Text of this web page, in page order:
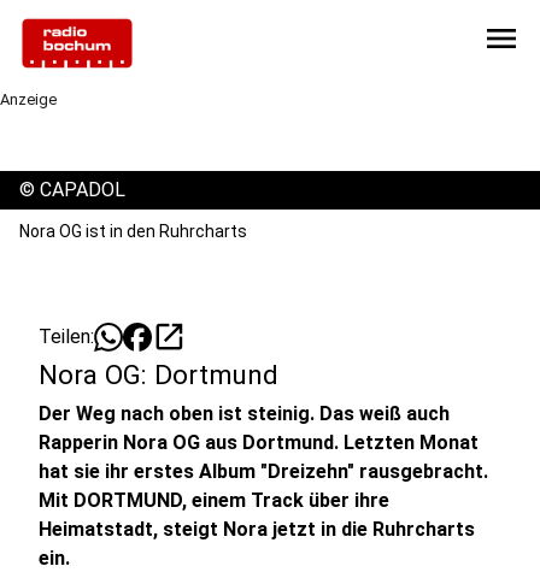
menu
Anzeige
© CAPADOL
Nora OG ist in den Ruhrcharts
Teilen: open_in_new
Nora OG: Dortmund
Der Weg nach oben ist steinig. Das weiß auch
Rapperin Nora OG aus Dortmund. Letzten Monat
hat sie ihr erstes Album "Dreizehn" rausgebracht.
Mit DORTMUND, einem Track über ihre
Heimatstadt, steigt Nora jetzt in die Ruhrcharts
ein.